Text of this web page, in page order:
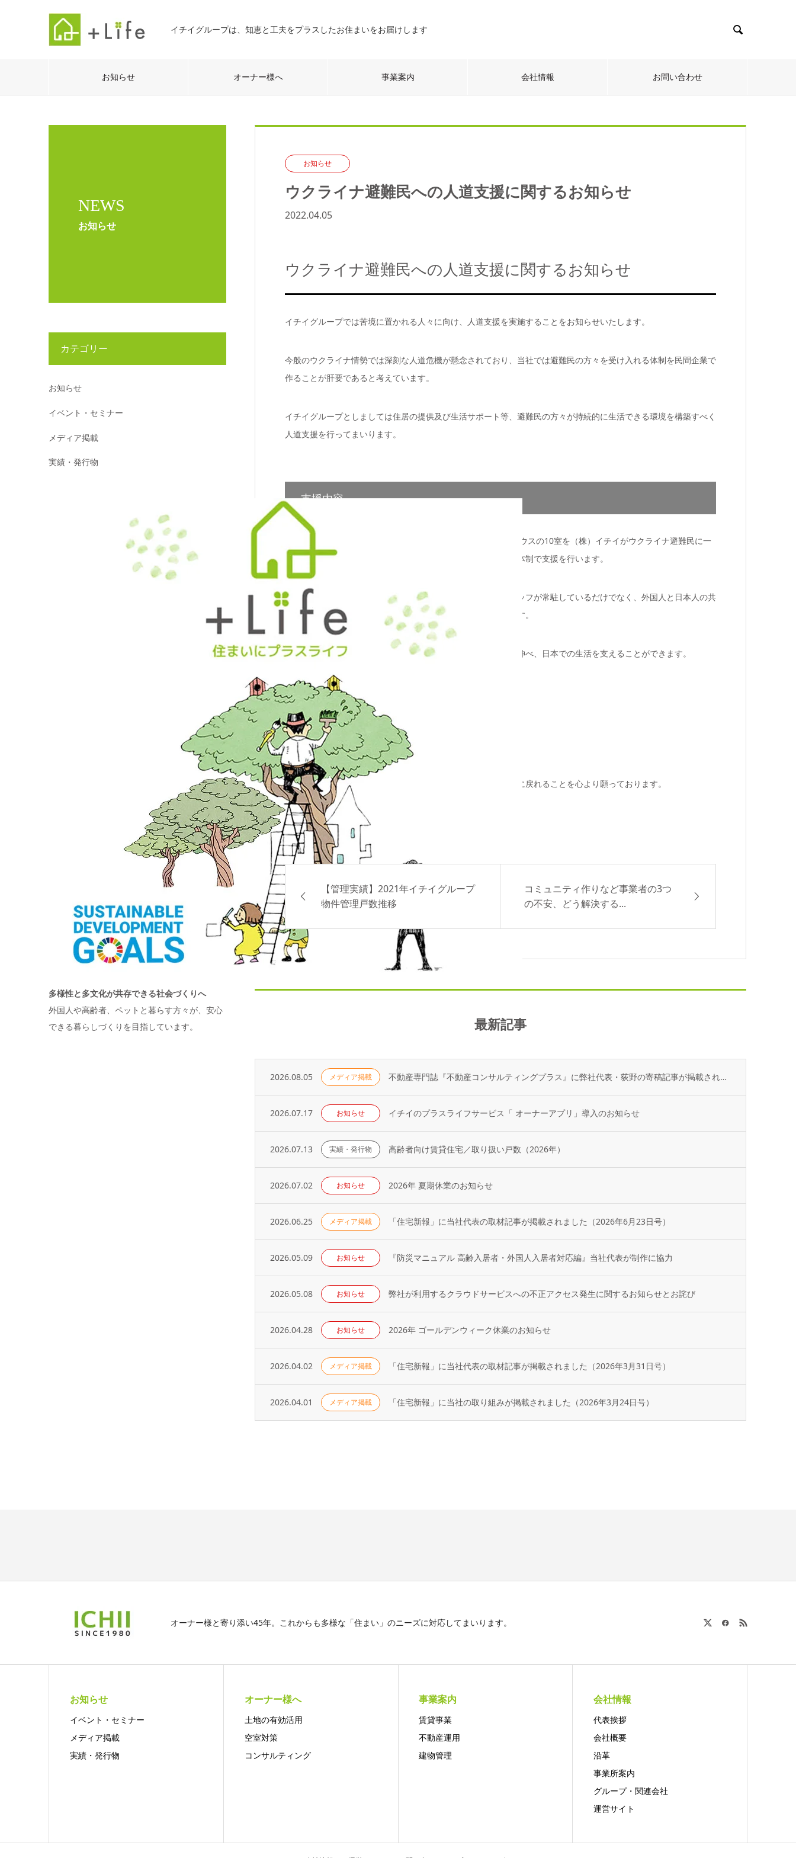
イチイグループは、知恵と工夫をプラスしたお住まいをお届けします 
お知らせ オーナー様へ 事業案内 会社情報 お問い合わせ
NEWS
お知らせ
お知らせ
ウクライナ避難民への人道支援に関するお知らせ
2022.04.05
ウクライナ避難民への人道支援に関するお知らせ
イチイグループでは苦境に置かれる人々に向け、人道支援を実施することをお知らせいたします。
今般のウクライナ情勢では深刻な人道危機が懸念されており、当社では避難民の方々を受け入れる体制を民間企業で
作ることが肝要であると考えています。
イチイグループとしましては住居の提供及び生活サポート等、避難民の方々が持続的に生活できる環境を構築すべく
人道支援を行ってまいります。
支援内容
イチイグループ（株式会社 ジャフプラザ）が運営するシェアハウスの10室を（株）イチイがウクライナ避難民に一
定の期間提供し、生活サポートに関してはジャフプラザが担う体制で支援を行います。
ジャフプラザが運営するシェアハウスには英語対応できるスタッフが常駐しているだけでなく、外国人と日本人の共
生を目的とし、お互いに助け合う文化が根付いている住まいです。
日本人だけでなく多くの外国人がウクライナ避難民に手を差し伸べ、日本での生活を支えることができます。
1 ウクライナ避難民の方へシェアハウスの10室を無償で提供
2 家具、家電完備
3 水道、電気、ガス、インターネットを無料で利用可能
4 英語対応可能な管理人が常駐
当社としましても、ウクライナの方々が一刻も早く平穏な日常に戻れることを心より願っております。
【お問合せ先】株式会社ジャフプラザ
【管理実績】2021年イチイグループ
物件管理戸数推移
コミュニティ作りなど事業者の3つ
の不安、どう解決する...
最新記事
2026.08.05 メディア掲載 不動産専門誌『不動産コンサルティングプラス』に弊社代表・荻野の寄稿記事が掲載されました
2026.07.17 お知らせ イチイのプラスライフサービス「 オーナーアプリ」導入のお知らせ
2026.07.13 実績・発行物 高齢者向け賃貸住宅／取り扱い戸数（2026年）
2026.07.02 お知らせ 2026年 夏期休業のお知らせ
2026.06.25 メディア掲載 「住宅新報」に当社代表の取材記事が掲載されました（2026年6月23日号）
2026.05.09 お知らせ 『防災マニュアル 高齢入居者・外国人入居者対応編』当社代表が制作に協力
2026.05.08 お知らせ 弊社が利用するクラウドサービスへの不正アクセス発生に関するお知らせとお詫び
2026.04.28 お知らせ 2026年 ゴールデンウィーク休業のお知らせ
2026.04.02 メディア掲載 「住宅新報」に当社代表の取材記事が掲載されました（2026年3月31日号）
2026.04.01 メディア掲載 「住宅新報」に当社の取り組みが掲載されました（2026年3月24日号）
カテゴリー
お知らせ
イベント・セミナー
メディア掲載
実績・発行物
多様性と多文化が共存できる社会づくりへ
外国人や高齢者、ペットと暮らす方々が、安心
できる暮らしづくりを目指しています。
オーナー様と寄り添い45年。これからも多様な「住まい」のニーズに対応してまいります。
お知らせ
イベント・セミナー
メディア掲載
実績・発行物
オーナー様へ
土地の有効活用
空室対策
コンサルティング
事業案内
賃貸事業
不動産運用
建物管理
会社情報
代表挨拶
会社概要
沿革
事業所案内
グループ・関連会社
運営サイト